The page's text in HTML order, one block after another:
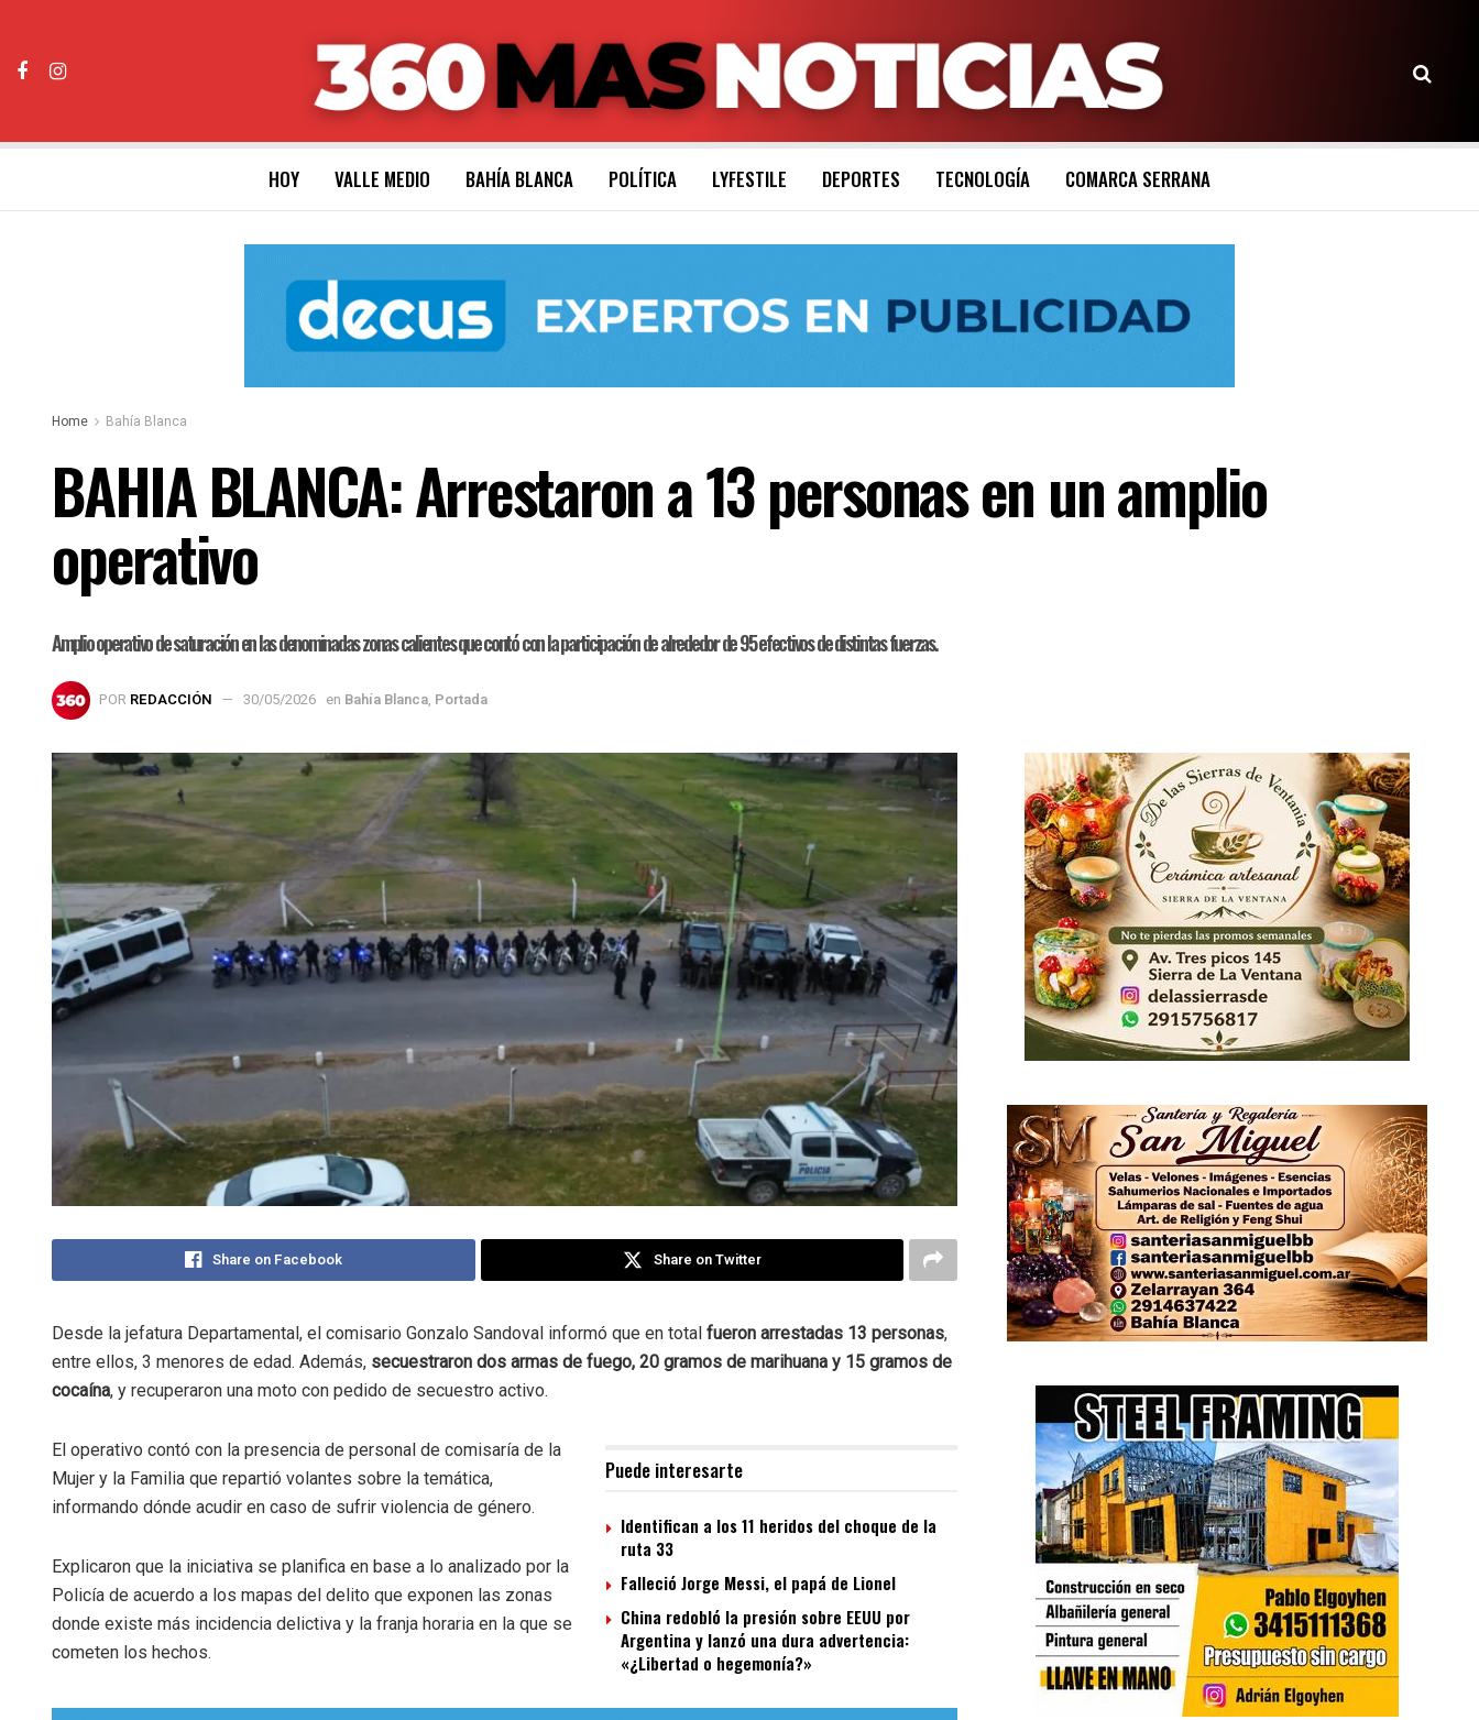
HOY VALLE MEDIO BAHÍA BLANCA POLÍTICA LYFESTILE DEPORTES TECNOLOGÍA COMARCA SERRANA
Home Bahía Blanca
BAHIA BLANCA: Arrestaron a 13 personas en un amplio
operativo
Amplio operativo de saturación en las denominadas zonas calientes que contó con la participación de alrededor de 95 efectivos de distintas fuerzas.
POR REDACCIÓN 30/05/2026 en Bahía Blanca, Portada
Share on Facebook Share on Twitter
Desde la jefatura Departamental, el comisario Gonzalo Sandoval informó que en total fueron arrestadas 13 personas,
entre ellos, 3 menores de edad. Además, secuestraron dos armas de fuego, 20 gramos de marihuana y 15 gramos de
cocaína, y recuperaron una moto con pedido de secuestro activo.
Puede interesarte
Identifican a los 11 heridos del choque de la
ruta 33
Falleció Jorge Messi, el papá de Lionel
China redobló la presión sobre EEUU por
Argentina y lanzó una dura advertencia:
«¿Libertad o hegemonía?»
El operativo contó con la presencia de personal de comisaría de la
Mujer y la Familia que repartió volantes sobre la temática,
informando dónde acudir en caso de sufrir violencia de género.
Explicaron que la iniciativa se planifica en base a lo analizado por la
Policía de acuerdo a los mapas del delito que exponen las zonas
donde existe más incidencia delictiva y la franja horaria en la que se
cometen los hechos.